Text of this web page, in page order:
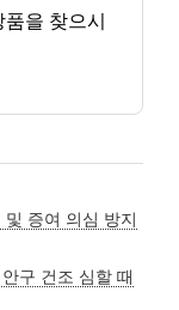
을 찾으시
증여 의심 방지
구 건조 심할 때